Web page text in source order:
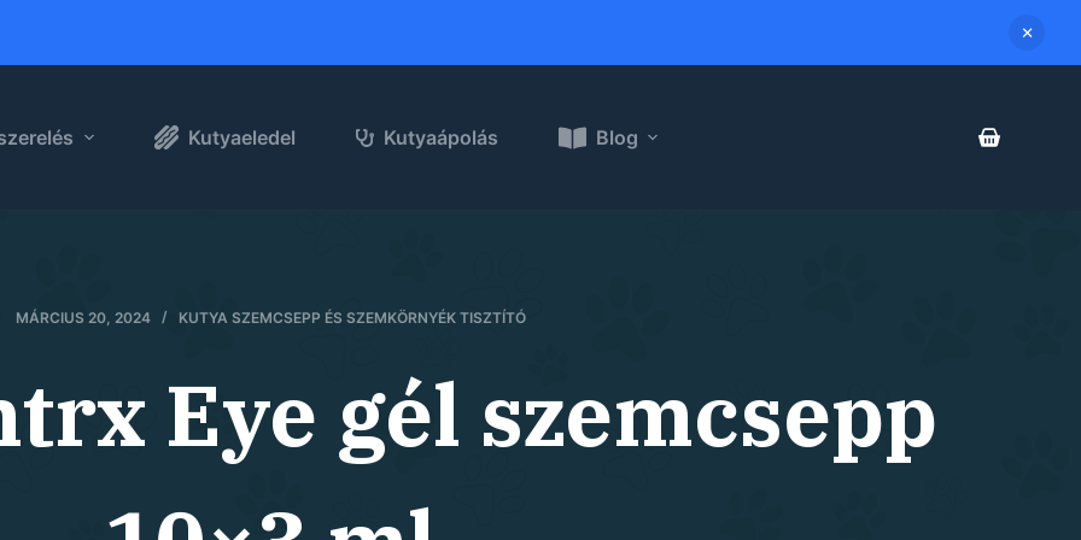
Kutyaeledel Kutyaápolás Blog
MÁRCIUS 20, 2024 KUTYA SZEMCSEPP ÉS SZEMKÖRNYÉK TISZTÍTÓ
Eye gél szemcsepp